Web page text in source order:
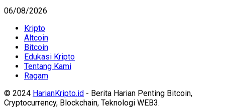
06/08/2026
Kripto
Altcoin
Bitcoin
Edukasi Kripto
Tentang Kami
Ragam
© 2024 HarianKripto.id - Berita Harian Penting Bitcoin,
Cryptocurrency, Blockchain, Teknologi WEB3.